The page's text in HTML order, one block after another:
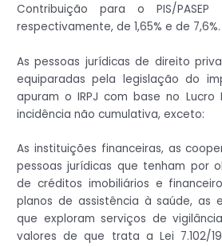
Contribuição para o PIS/
respectivamente, de 1,65% e de 7,6%.
As pessoas jurídicas de direito
equiparadas pela legislação do
apuram o IRPJ com base no Lucro
incidência não cumulativa, exceto:
As instituições financeiras, as
pessoas jurídicas que tenham por
de créditos imobiliários e
planos de assistência à saúde, as
que exploram serviços de
valores de que trata a Lei 7.102/